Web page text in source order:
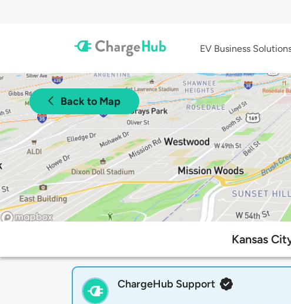
EV Business
Back to Map
Kansas
ChargeHub Support